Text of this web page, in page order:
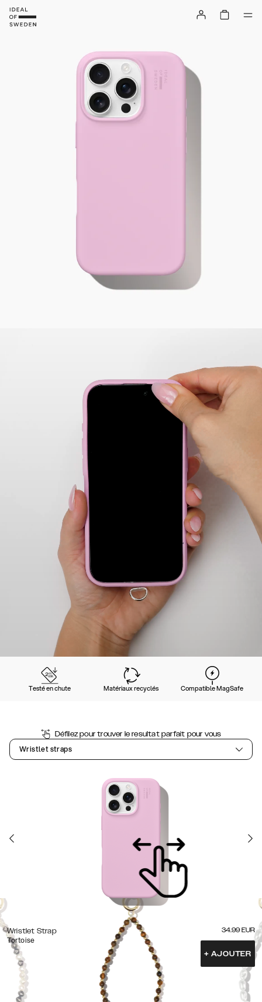
Testé en chute Matériaux recyclés Compatible MagSafe
Défilez pour trouver le resultat parfait pour vous
Wristlet straps
Wristlet Strap
Tortoise
34.99 EUR
+ AJOUTER